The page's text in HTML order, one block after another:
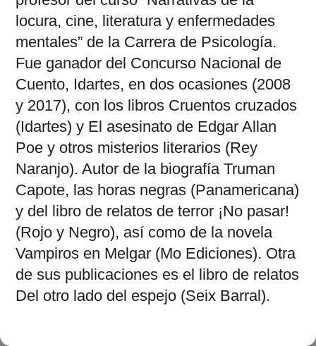
locura, cine, literatura y enfermedades
mentales” de la Carrera de Psicología.
Fue ganador del Concurso Nacional de
Cuento, Idartes, en dos ocasiones (2008
y 2017), con los libros Cruentos cruzados
(Idartes) y El asesinato de Edgar Allan
Poe y otros misterios literarios (Rey
Naranjo). Autor de la biografía Truman
Capote, las horas negras (Panamericana)
y del libro de relatos de terror ¡No pasar!
(Rojo y Negro), así como de la novela
Vampiros en Melgar (Mo Ediciones). Otra
de sus publicaciones es el libro de relatos
Del otro lado del espejo (Seix Barral).